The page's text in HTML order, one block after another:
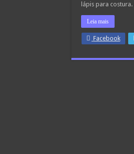
lápis para
Leia mais
Facebook